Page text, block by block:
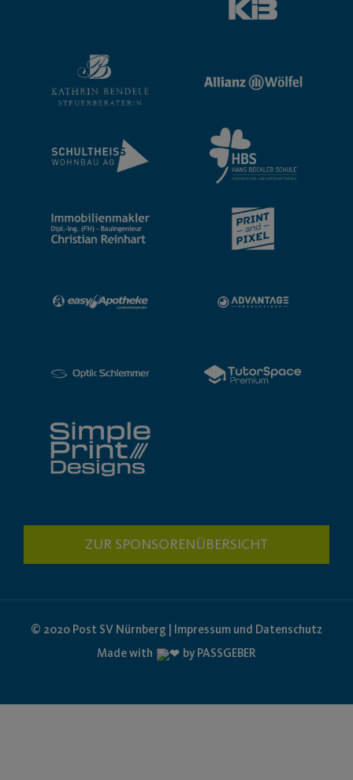
ZUR SPONSORENÜBERSICHT
© 2020 Post SV Nürnberg | Impressum und Datenschutz
Made with
by PASSGEBER